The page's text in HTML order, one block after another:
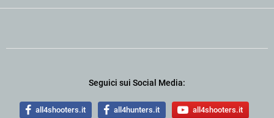
Seguici sui Social Media:
all4shooters.it all4hunters.it all4shooters.it